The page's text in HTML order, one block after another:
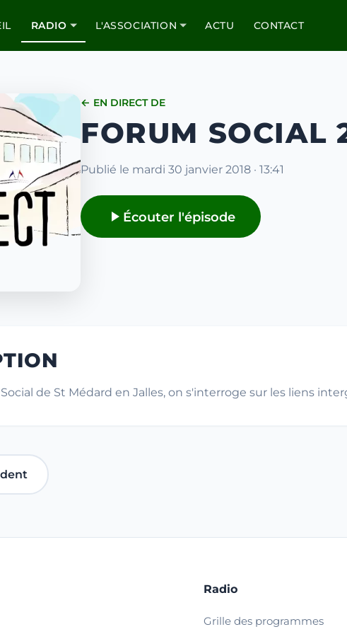
RADIO L'ASSOCIATION ACTU CONTACT
← EN DIRECT DE
FORUM SOCIAL
Publié le mardi 30 janvier 2018 · 13:41
Écouter l'épisode
de St Médard en Jalles, on s'interroge sur les liens
Radio
Grille des programmes